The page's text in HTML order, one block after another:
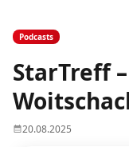
Podcasts
StarTreff
20.08.2025